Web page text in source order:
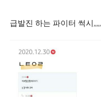
급발진 하는 파이터 썩시,,,,,